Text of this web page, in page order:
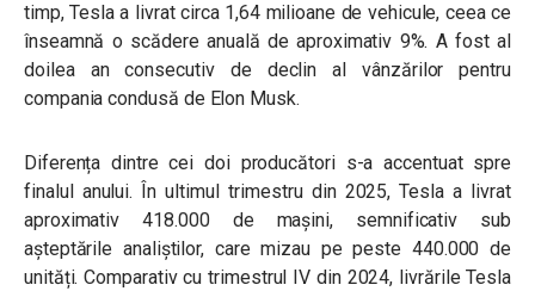
timp, Tesla a livrat circa 1,64 milioane de vehicule, ceea ce
înseamnă o scădere anuală de aproximativ 9%. A fost al
doilea an consecutiv de declin al vânzărilor pentru
compania condusă de Elon Musk.
Diferența dintre cei doi producători s-a accentuat spre
finalul anului. În ultimul trimestru din 2025, Tesla a livrat
aproximativ 418.000 de mașini, semnificativ sub
așteptările analiștilor, care mizau pe peste 440.000 de
unități. Comparativ cu trimestrul IV din 2024, livrările Tesla